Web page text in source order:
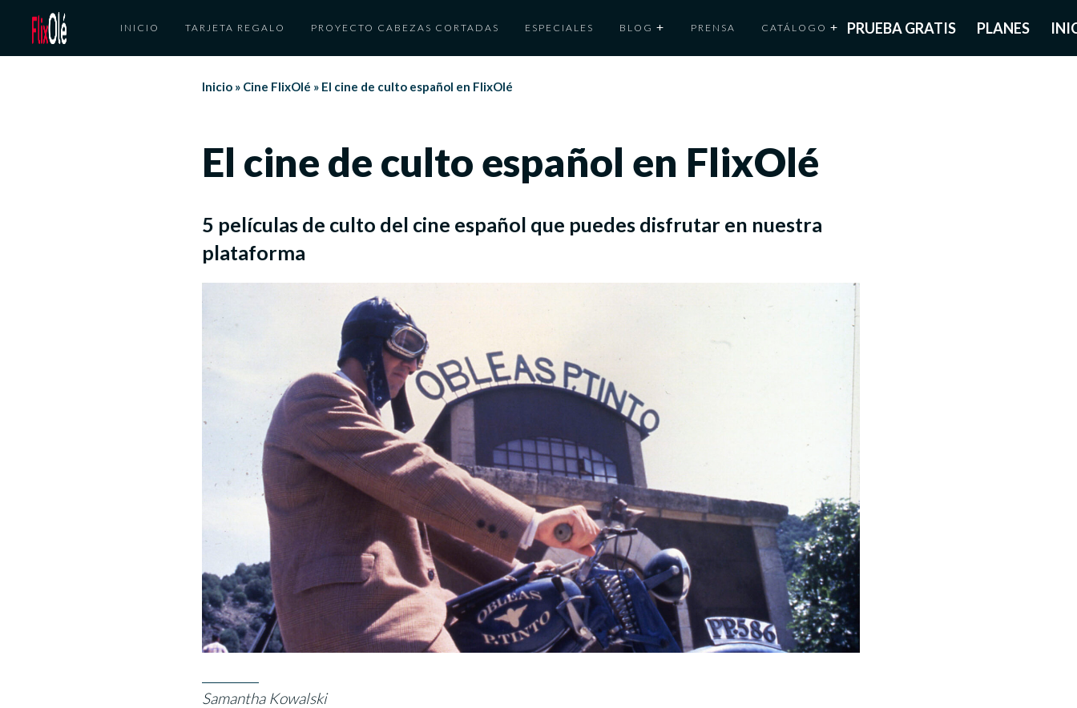
INICIO TARJETA REGALO PROYECTO CABEZAS CORTADAS ESPECIALES BLOG PRENSA CATÁLOGO PRUEBA GRATIS PLANES
Inicio » Cine FlixOlé » El cine de culto español en FlixOlé
El cine de culto español en FlixOlé
5 películas de culto del cine español que puedes disfrutar en nuestra
plataforma
Samantha Kowalski